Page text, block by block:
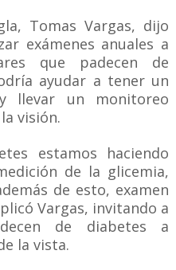
Tomas Vargas, dijo
exámenes anuales a
que padecen de
ayudar a tener un
llevar un monitoreo
visión.
estamos haciendo
de la glicemia,
de esto, examen
Vargas, invitando a
de diabetes a
la vista.